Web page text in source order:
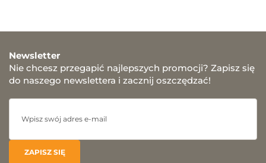
Newsletter
Nie chcesz przegapić najlepszych promocji? Zapisz się
do naszego newslettera i zacznij oszczędzać!